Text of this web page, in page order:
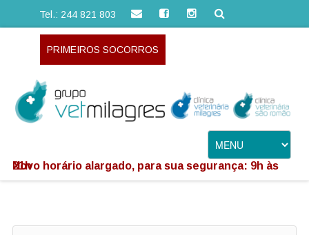
Tel.: 244 821 803
PRIMEIROS SOCORROS
Novo horário alargado, para sua segurança: 9h às 21h